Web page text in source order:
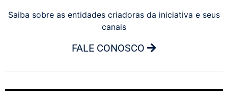
Saiba sobre as entidades criadoras da iniciativa e seus
canais
FALE CONOSCO